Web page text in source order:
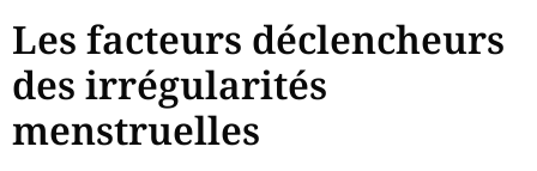
Les facteurs déclencheurs
des irrégularités
menstruelles